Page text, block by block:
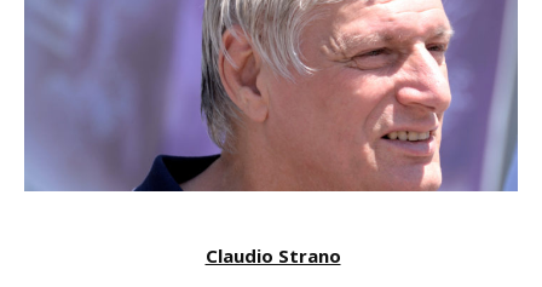
Claudio Strano